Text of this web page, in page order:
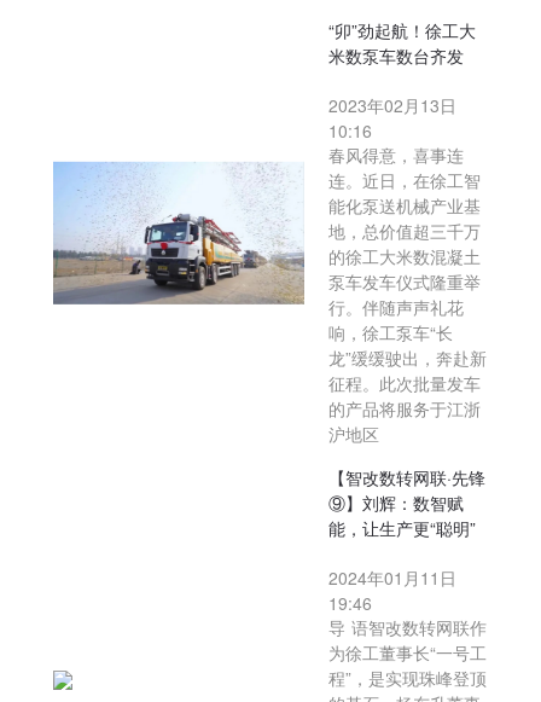
“卯”劲起航！徐工大
米数泵车数台齐发
2023年02月13日
10:16
春风得意，喜事连
连。近日，在徐工智
能化泵送机械产业基
地，总价值超三千万
的徐工大米数混凝土
泵车发车仪式隆重举
行。伴随声声礼花
响，徐工泵车“长
龙”缓缓驶出，奔赴新
征程。此次批量发车
的产品将服务于江浙
沪地区
【智改数转网联·先锋
⑨】刘辉：数智赋
能，让生产更“聪明”
2024年01月11日
19:46
导 语智改数转网联作
为徐工董事长“一号工
程”，是实现珠峰登顶